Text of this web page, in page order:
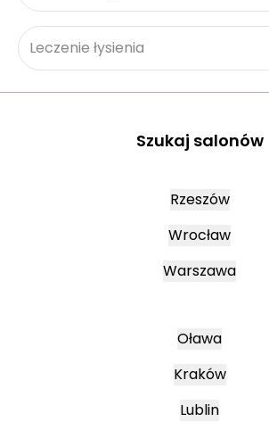
Leczenie łysienia
Szukaj salonów
Rzeszów
Wrocław
Warszawa
Oława
Kraków
Lublin